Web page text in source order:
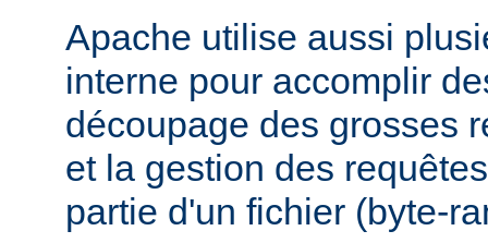
Apache utilise aussi
interne pour accomplir
découpage des grosses
et la gestion des
partie d'un fichier (byte-